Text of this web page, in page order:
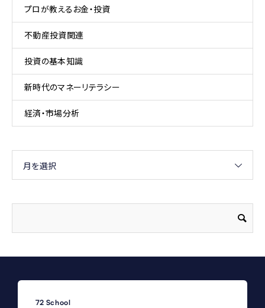
プロが教えるお金・投資
不動産投資関連
投資の基本知識
新時代のマネーリテラシー
経済・市場分析
月を選択
72 School